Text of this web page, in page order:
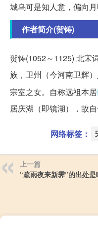
城乌可是知人意，偏向月
作者简介(贺铸)
贺铸(1052～1125) 北宋
族，卫州（今河南卫辉
宗室之女。自称远祖本居
居庆湖（即镜湖），故自
网络标签：
上一篇
“疏雨夜来新霁”的出处